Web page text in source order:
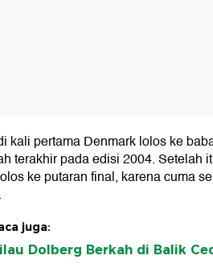
kali pertama Denmark lolos ke
terakhir pada edisi 2004. Setelah
ke putaran final, karena cuma
juga:
Dolberg Berkah di Balik